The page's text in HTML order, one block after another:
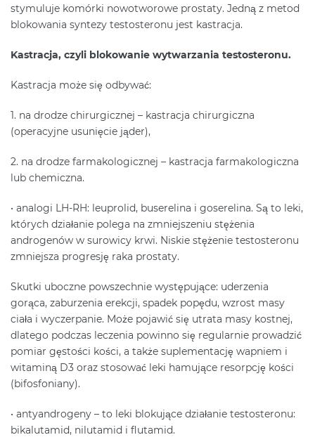
stymuluje komórki nowotworowe prostaty. Jedną z metod
blokowania syntezy testosteronu jest kastracja.
Kastracja, czyli blokowanie wytwarzania testosteronu.
Kastracja może się odbywać:
1. na drodze chirurgicznej – kastracja chirurgiczna
(operacyjne usunięcie jąder),
2. na drodze farmakologicznej – kastracja farmakologiczna
lub chemiczna.
• analogi LH-RH: leuprolid, buserelina i goserelina. Są to leki,
których działanie polega na zmniejszeniu stężenia
androgenów w surowicy krwi. Niskie stężenie testosteronu
zmniejsza progresję raka prostaty.
Skutki uboczne powszechnie występujące: uderzenia
gorąca, zaburzenia erekcji, spadek popędu, wzrost masy
ciała i wyczerpanie. Może pojawić się utrata masy kostnej,
dlatego podczas leczenia powinno się regularnie prowadzić
pomiar gęstości kości, a także suplementację wapniem i
witaminą D3 oraz stosować leki hamujące resorpcję kości
(bifosfoniany).
• antyandrogeny – to leki blokujące działanie testosteronu:
bikalutamid, nilutamid i flutamid.